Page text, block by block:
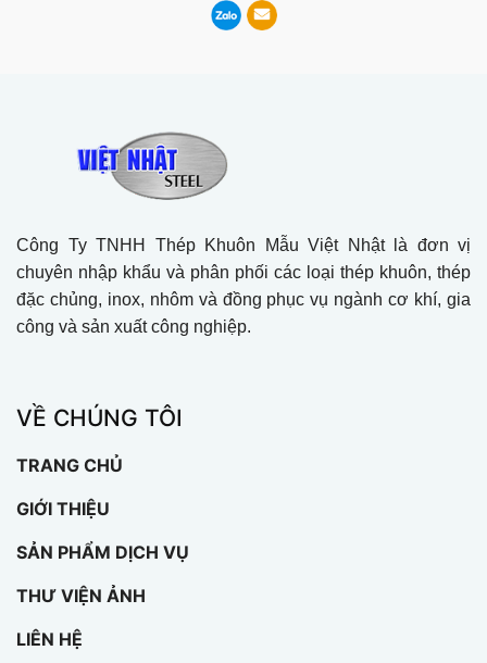
Công Ty TNHH Thép Khuôn Mẫu Việt Nhật là đơn vị
chuyên nhập khẩu và phân phối các loại thép khuôn, thép
đặc chủng, inox, nhôm và đồng phục vụ ngành cơ khí, gia
công và sản xuất công nghiệp.
VỀ CHÚNG TÔI
TRANG CHỦ
GIỚI THIỆU
SẢN PHẨM DỊCH VỤ
THƯ VIỆN ẢNH
LIÊN HỆ